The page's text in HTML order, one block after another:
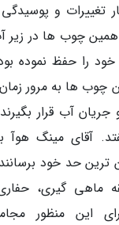
تغییرات و
چوب ها در زیر
را حفظ نموده
چوب ها به مرور
آب قرار
آقای مینگ هوآ
ترین حد خود
ماهی گیری، حفاری
این منظور